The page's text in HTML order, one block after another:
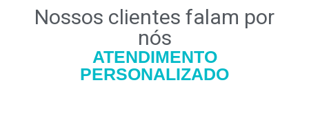
Nossos clientes falam por
nós
ATENDIMENTO
PERSONALIZADO